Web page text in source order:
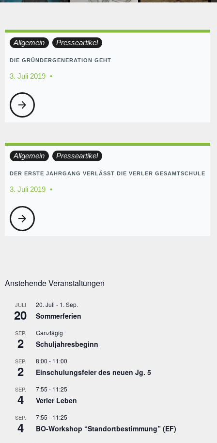
Tag:
3.
Juli
2019
Allgemein Presseartikel
DIE GRÜNDERGENERATION GEHT
3. Juli 2019
arrow_forward
Allgemein Presseartikel
DER ERSTE JAHRGANG VERLÄSST DIE VERLER GESAMTSCHULE
3. Juli 2019
arrow_forward
Anstehende Veranstaltungen
JULI
20
20. Juli - 1. Sep.
Sommerferien
SEP.
2
Ganztägig
Schuljahresbeginn
SEP.
2
8:00 - 11:00
Einschulungsfeier des neuen Jg. 5
SEP.
4
7:55 - 11:25
Verler Leben
SEP.
4
7:55 - 11:25
BO-Workshop “Standortbestimmung” (EF)